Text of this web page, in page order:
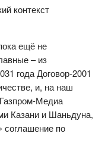
контекст
ещё не
– из
года Договор-2001
и, на наш
Медиа
Казани и Шаньдуна,
соглашение по